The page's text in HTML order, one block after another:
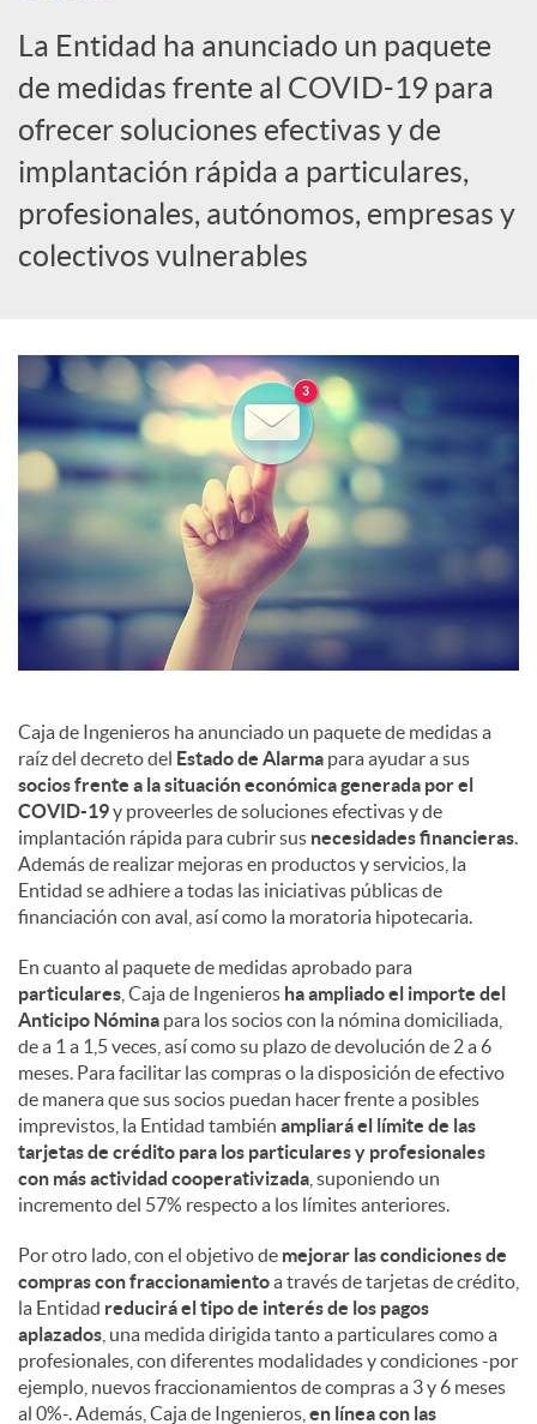
d
o
r
d
e
c
o
n
e
n
i
d
o
s
La Entidad ha anunciado un paquete
de medidas frente al COVID-19 para
ofrecer soluciones efectivas y de
implantación rápida a particulares,
profesionales, autónomos, empresas y
colectivos vulnerables
Caja de Ingenieros ha anunciado un paquete de medidas a
raíz del decreto del Estado de Alarma para ayudar a sus
socios frente a la situación económica generada por el
COVID-19y proveerles de soluciones efectivas y de
implantación rápida para cubrir sus necesidades financieras.
Además de realizar mejoras en productos y servicios, la
Entidad se adhiere a todas las iniciativas públicas de
financiación con aval, así como la moratoria hipotecaria.
En cuanto al paquete de medidas aprobado para
particulares , Caja de Ingenieros ha ampliado el importe del
Anticipo Nómina para los socios con la nómina domiciliada,
de a 1 a 1,5 veces, así como su plazo de devolución de 2 a 6
meses. Para facilitar las compras o la disposición de efectivo
de manera que sus socios puedan hacer frente a posibles
imprevistos, la Entidad también ampliará el límite de las
tarjetas de crédito para los particulares y profesionales
con más actividad cooperativizada , suponiendo un
incremento del 57% respecto a los límites anteriores.
Por otro lado, con el objetivo de mejorar las condiciones de
compras con fraccionamientoa través de tarjetas de crédito,
la Entidad reducirá el tipo de interés de los pagos
aplazados , una medida dirigida tanto a particulares como a
profesionales, con diferentes modalidades y condiciones -por
ejemplo, nuevos fraccionamientos de compras a 3 y 6 meses
al 0%-. Además, Caja de Ingenieros, en línea con las